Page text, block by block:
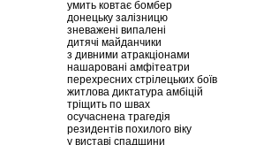
умить ковтає бомбер
донецьку залізницю
зневажені випалені
дитячі майданчики
з дивними атракціонами
нашаровані амфітеатри
перехресних стрілецьких боїв
житлова диктатура амбіцій
тріщить по швах
осучаснена трагедія
резидентів похилого віку
у виставі спадщини